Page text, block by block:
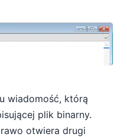
wiadomość, którą
plik binarny.
otwiera drugi